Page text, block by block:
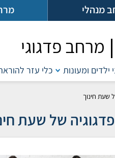
מנהלי
מרחב פדגוגי
ילדים ומעונות כלי עזר
שעת חינוך
של שעת